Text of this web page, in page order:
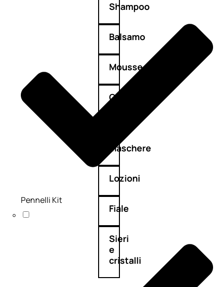
Shampoo
Balsamo
Mousse
Olii
Maschere
Lozioni
Fiale
Sieri
e
cristalli
Pennelli Kit